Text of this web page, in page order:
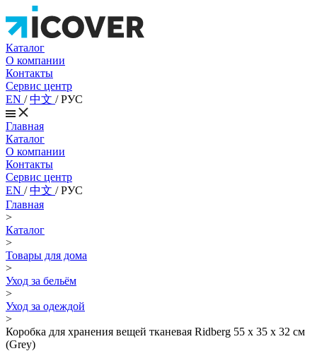
Каталог
О компании
Контакты
Сервис центр
EN /中文 /РУС
Главная
Каталог
О компании
Контакты
Сервис центр
EN /中文 /РУС
Главная
>
Каталог
>
Товары для дома
>
Уход за бельём
>
Уход за одеждой
>
Коробка для хранения вещей тканевая Ridberg 55 х 35 х 32 см
(Grey)